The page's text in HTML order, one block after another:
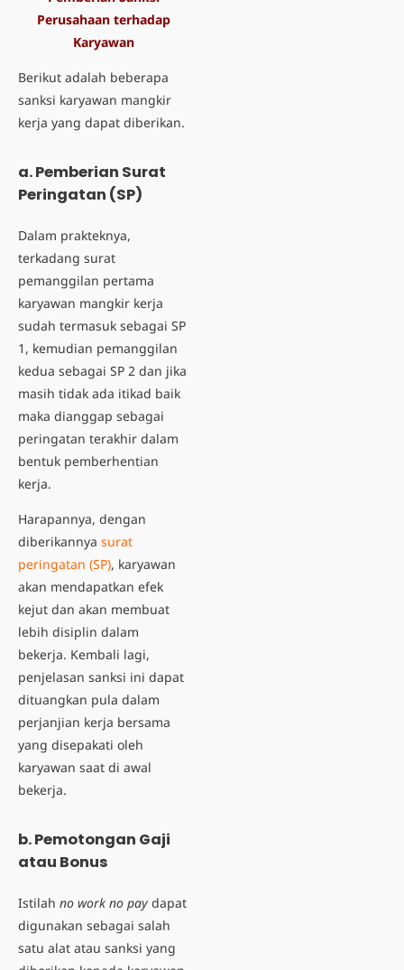
Perusahaan terhadap
Karyawan
Berikut adalah beberapa
sanksi karyawan mangkir
kerja yang dapat diberikan.
a. Pemberian Surat
Peringatan (SP)
Dalam prakteknya,
terkadang surat
pemanggilan pertama
karyawan mangkir kerja
sudah termasuk sebagai SP
1, kemudian pemanggilan
kedua sebagai SP 2 dan jika
masih tidak ada itikad baik
maka dianggap sebagai
peringatan terakhir dalam
bentuk pemberhentian
kerja.
Harapannya, dengan
diberikannya surat
peringatan (SP), karyawan
akan mendapatkan efek
kejut dan akan membuat
lebih disiplin dalam
bekerja. Kembali lagi,
penjelasan sanksi ini dapat
dituangkan pula dalam
perjanjian kerja bersama
yang disepakati oleh
karyawan saat di awal
bekerja.
b. Pemotongan Gaji
atau Bonus
Istilah no work no pay dapat
digunakan sebagai salah
satu alat atau sanksi yang